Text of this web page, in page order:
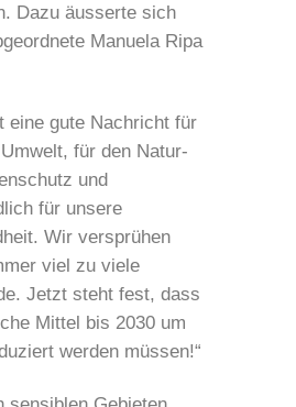
Dazu äusserte sich
Manuela Ripa
eine gute Nachricht für
für den Natur-
und
für unsere
Wir versprühen
viel zu viele
Jetzt steht fest, dass
Mittel bis 2030 um
werden müssen!“